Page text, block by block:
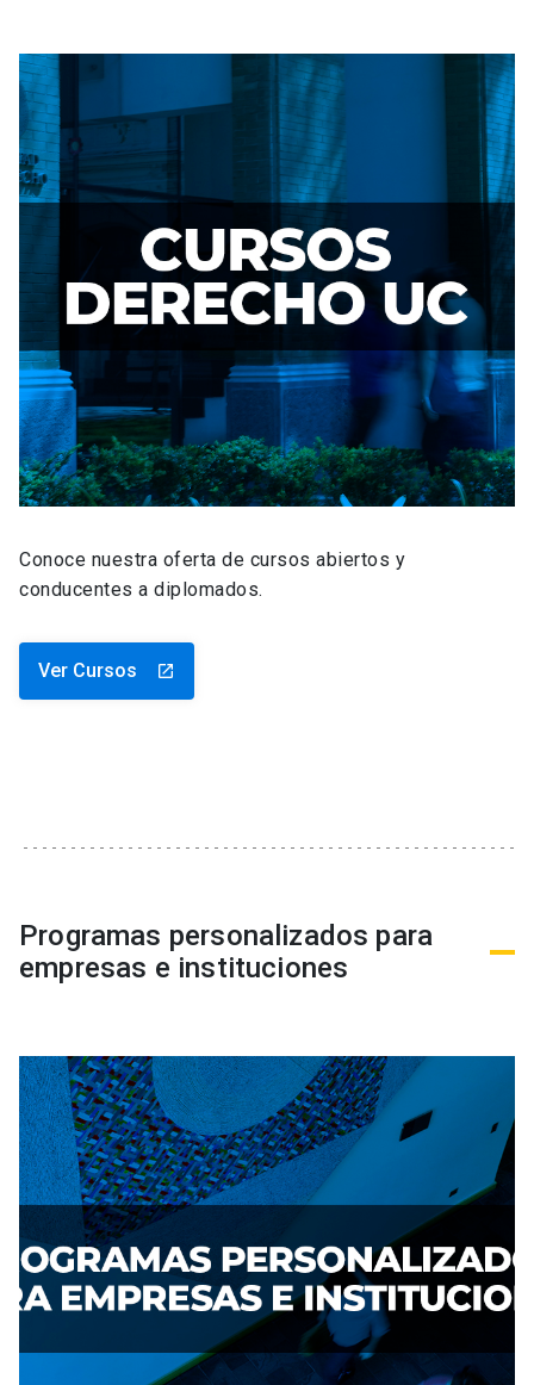
Conoce nuestra oferta de cursos abiertos y
conducentes a diplomados.
Ver Cursos launch
Programas personalizados para
empresas e instituciones